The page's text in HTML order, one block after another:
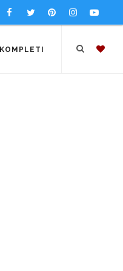
KOMPLETI